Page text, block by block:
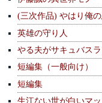
(三次作品) やはり俺
英雄の守り人
やる夫がサキュバス
短編集（一般向け）
短編集
生江ない世が白いマ